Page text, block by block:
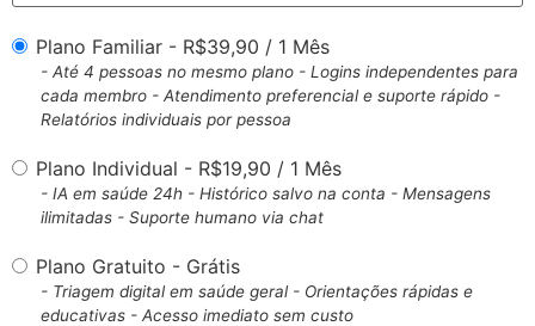
Plano Familiar - R$39,90 / 1 Mês
- Até 4 pessoas no mesmo plano - Logins independentes para
cada membro - Atendimento preferencial e suporte rápido -
Relatórios individuais por pessoa
Plano Individual - R$19,90 / 1 Mês
- IA em saúde 24h - Histórico salvo na conta - Mensagens
ilimitadas - Suporte humano via chat
Plano Gratuito - Grátis
- Triagem digital em saúde geral - Orientações rápidas e
educativas - Acesso imediato sem custo